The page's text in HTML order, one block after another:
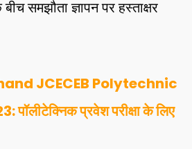
समझौता ज्ञापन पर हस्ताक्षर
JCECEB Polytechnic
प्रवेश परीक्षा के लिए